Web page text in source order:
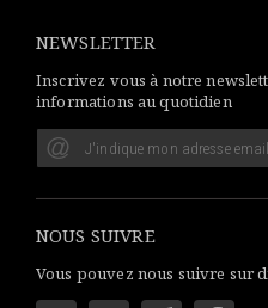
NEWSLETTER
Inscrivez vous à notre
informations au quotidien
NOUS SUIVRE
Vous pouvez nous suivre sur